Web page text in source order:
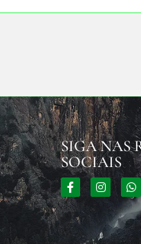
SIGA NAS
SOCIAIS